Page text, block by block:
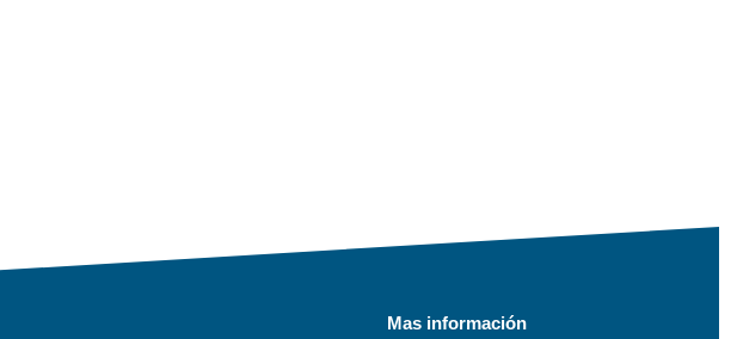
Mas información